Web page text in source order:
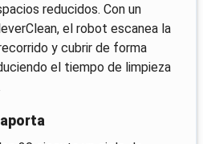
reducidos. Con un
el robot escanea la
y cubrir de forma
el tiempo de limpieza